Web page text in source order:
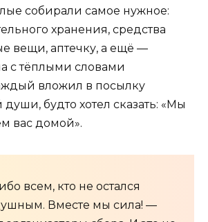
собирали самое нужное:
хранения, средства
вещи, аптечку, а ещё —
с тёплыми словами
вложил в посылку
души, будто хотел сказать: «Мы
вас домой».
всем, кто не остался
Вместе мы сила! —